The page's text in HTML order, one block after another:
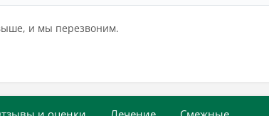
и мы перезвоним.